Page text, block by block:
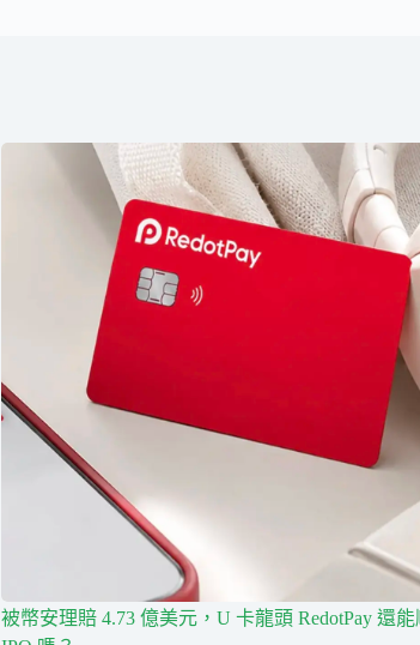
被幣安理賠 4.73 億美元，U 卡龍頭 RedotPay 還能